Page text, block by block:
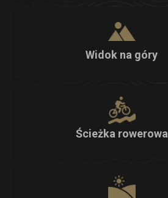
Widok na góry
Ścieżka rowerowa